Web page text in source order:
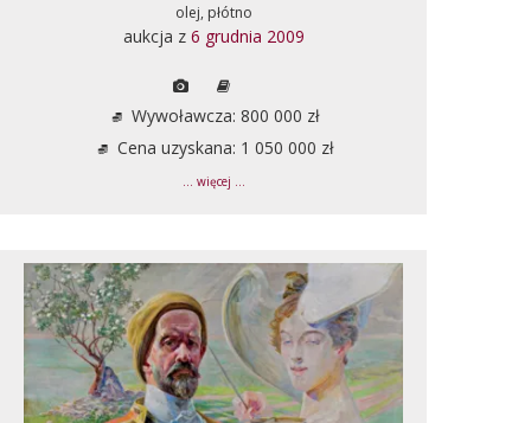
olej, płótno
aukcja z 6 grudnia 2009
Wywoławcza: 800 000 zł
Cena uzyskana: 1 050 000 zł
... więcej ...